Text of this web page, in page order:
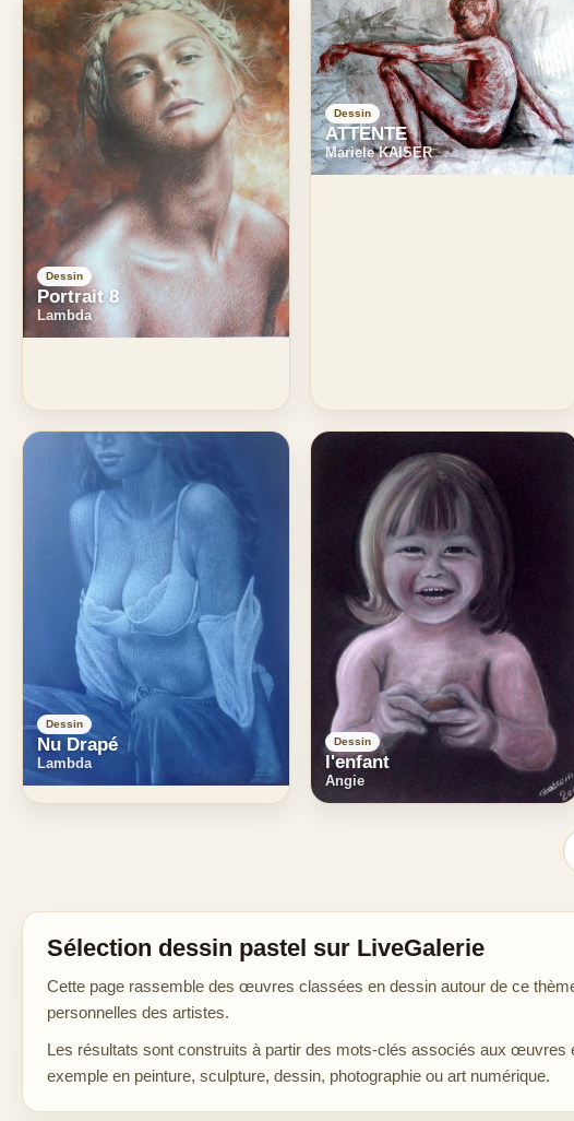
Dessin
Portrait 8
Lambda
Dessin
ATTENTE
Mariele KAISER
Dessin
Nu Drapé
Lambda
Dessin
l'enfant
Angie
Sélection dessin pastel sur LiveGalerie
Cette page rassemble des œuvres classées en dessin autour de ce
personnelles des artistes.
Les résultats sont construits à partir des mots-clés associés aux œuvres
exemple en peinture, sculpture, dessin, photographie ou art numérique.